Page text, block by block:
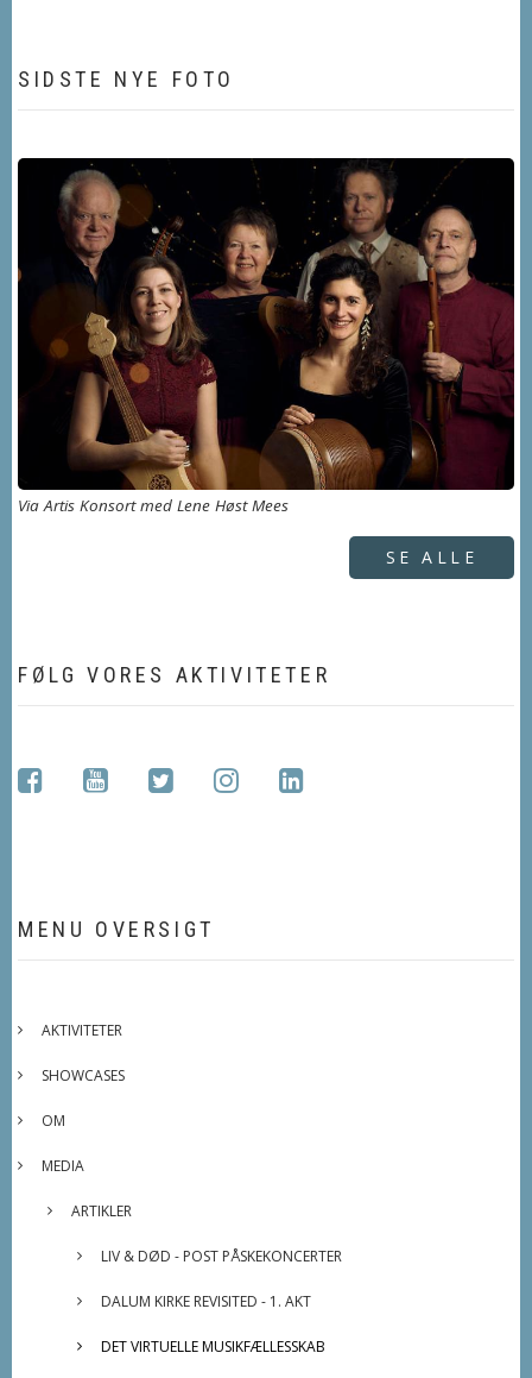
SIDSTE NYE FOTO
Via Artis Konsort med Lene Høst Mees
SE ALLE
FØLG VORES AKTIVITETER
facebookyoutubetwitterinstagramlinkedin
MENU OVERSIGT
AKTIVITETER
SHOWCASES
OM
MEDIA
ARTIKLER
LIV & DØD - POST PÅSKEKONCERTER
DALUM KIRKE REVISITED - 1. AKT
DET VIRTUELLE MUSIKFÆLLESSKAB